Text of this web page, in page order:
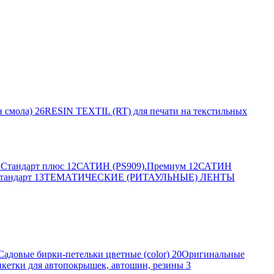
смола) 26RESIN TEXTIL (RT) для печати на текстильных
плюс 12САТИН (PS909).Премиум 12САТИН
13ТЕМАТИЧЕСКИЕ (РИТАУЛЬНЫЕ) ЛЕНТЫ
бирки-петельки цветные (color) 20Оригинальные
для автопокрышек, автошин, резины 3